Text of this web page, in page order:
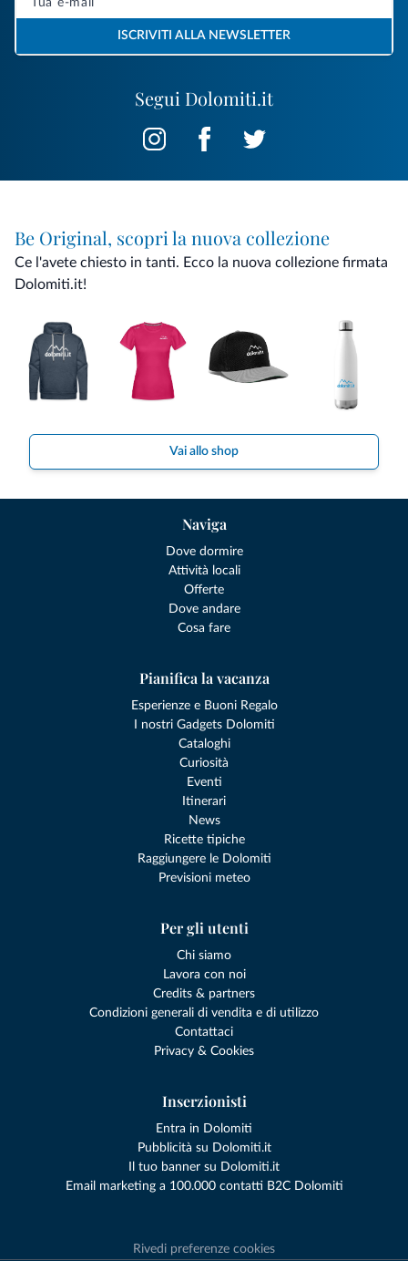
Segui Dolomiti.it
ISCRIVITI ALLA NEWSLETTER
Be Original, scopri la nuova collezione
Ce l'avete chiesto in tanti. Ecco la nuova collezione firmata
Dolomiti.it!
Vai allo shop
Naviga
Dove dormire
Attività locali
Offerte
Dove andare
Cosa fare
Pianifica la vacanza
Esperienze e Buoni Regalo
I nostri Gadgets Dolomiti
Cataloghi
Curiosità
Eventi
Itinerari
News
Ricette tipiche
Raggiungere le Dolomiti
Previsioni meteo
Per gli utenti
Chi siamo
Lavora con noi
Credits & partners
Condizioni generali di vendita e di utilizzo
Contattaci
Privacy & Cookies
Inserzionisti
Entra in Dolomiti
Pubblicità su Dolomiti.it
Il tuo banner su Dolomiti.it
Email marketing a 100.000 contatti B2C Dolomiti
Rivedi preferenze cookies